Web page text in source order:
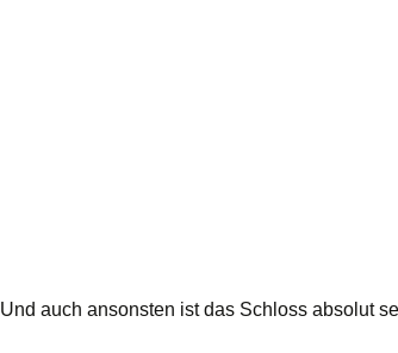
Und auch ansonsten ist das Schloss absolut